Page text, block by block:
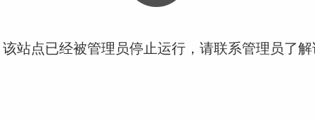
站点已经被管理员停止运行，请联系管理员了